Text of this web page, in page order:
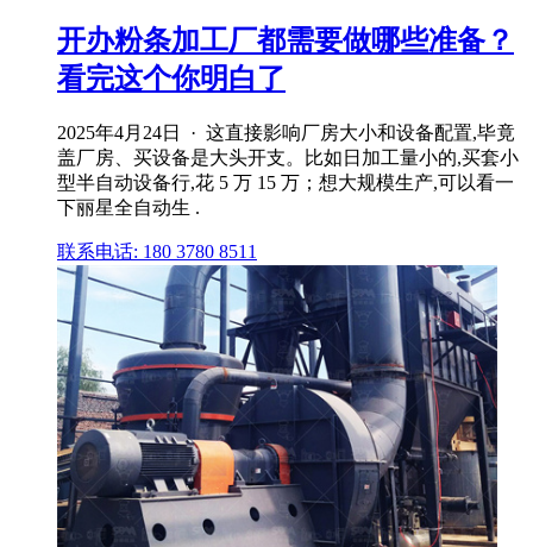
开办粉条加工厂都需要做哪些准备？
看完这个你明白了
2025年4月24日 · 这直接影响厂房大小和设备配置,毕竟
盖厂房、买设备是大头开支。比如日加工量小的,买套小
型半自动设备行,花 5 万 15 万；想大规模生产,可以看一
下丽星全自动生 .
联系电话: 180 3780 8511